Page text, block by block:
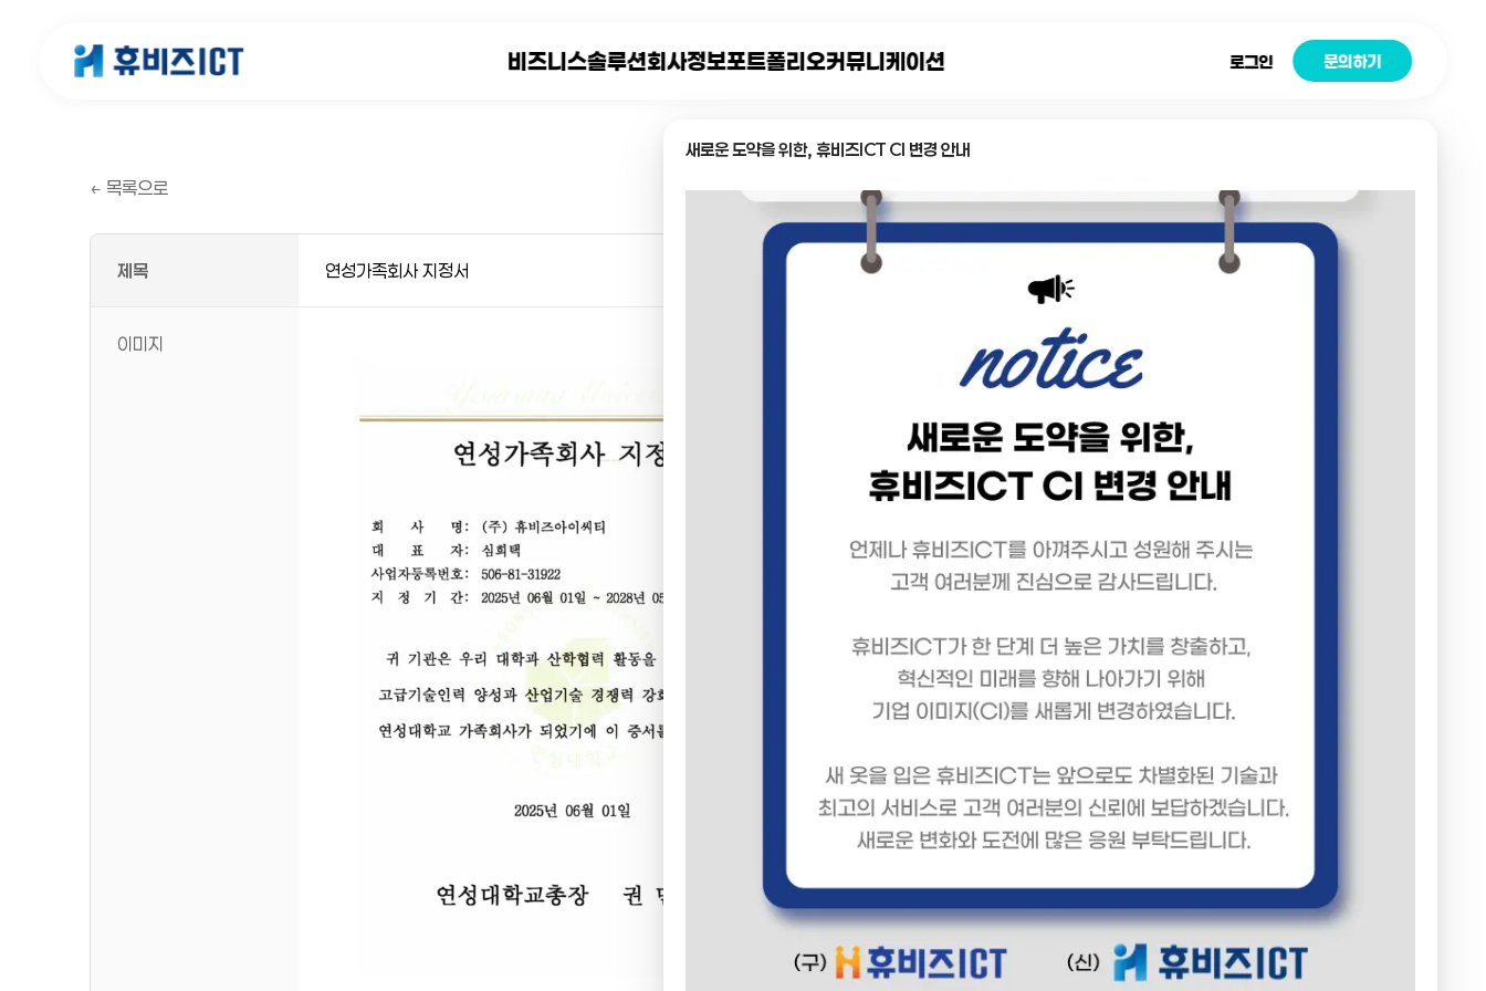
비즈니스솔루션회사정보포트폴리오커뮤니케이션 로그인 문의하기
← 목록으로
제목 연성가족회사 지정서
이미지
새로운 도약을 위한, 휴비즈ICT CI 변경 안내